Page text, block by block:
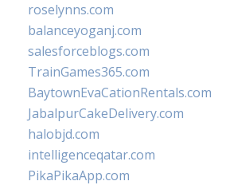
roselynns.com
balanceyoganj.com
salesforceblogs.com
TrainGames365.com
BaytownEvaCationRentals.com
JabalpurCakeDelivery.com
halobjd.com
intelligenceqatar.com
PikaPikaApp.com